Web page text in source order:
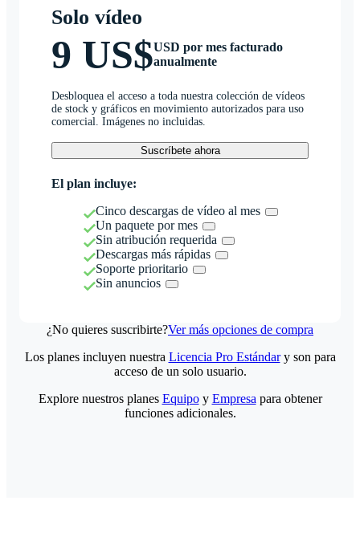
Solo vídeo
9 US$USD por mes facturado
anualmente
Desbloquea el acceso a toda nuestra colección de vídeos
de stock y gráficos en movimiento autorizados para uso
comercial. Imágenes no incluidas.
Suscríbete ahora
El plan incluye:
Cinco descargas de vídeo al mes
Un paquete por mes
Sin atribución requerida
Descargas más rápidas
Soporte prioritario
Sin anuncios
¿No quieres suscribirte?Ver más opciones de compra
Los planes incluyen nuestra Licencia Pro Estándary son para
acceso de un solo usuario.
Explore nuestros planes Equipoy Empresa para obtener
funciones adicionales.